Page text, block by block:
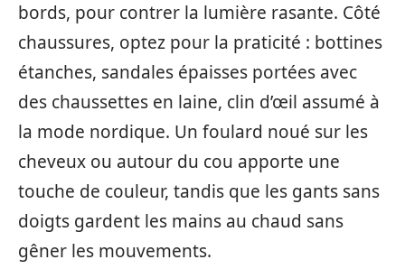
bords, pour contrer la lumière rasante. Côté
chaussures, optez pour la praticité : bottines
étanches, sandales épaisses portées avec
des chaussettes en laine, clin d’œil assumé à
la mode nordique. Un foulard noué sur les
cheveux ou autour du cou apporte une
touche de couleur, tandis que les gants sans
doigts gardent les mains au chaud sans
gêner les mouvements.